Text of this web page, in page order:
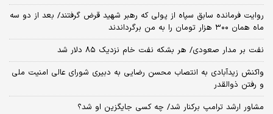
روایت فرمانده سابق سپاه از پولی که رهبر شهید قرض گرفتند/ بعد از دو سه
ماه همان ۳۰۰ هزار تومان را به من برگرداندند
نفت بر مدار صعودی/ هر بشکه نفت خام نزدیک ۸۵ دلار شد
واکنش زیدآبادی به انتصاب محسن رضایی به دبیری شورای عالی امنیت ملی
و رفتن ذوالقدر
مشاور ارشد ترامپ برکنار شد/ چه کسی جایگزین او شد؟